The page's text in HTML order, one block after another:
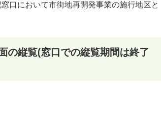
口において市街地再開発事業の施行地区と
の縦覧(窓口での縦覧期間は終了